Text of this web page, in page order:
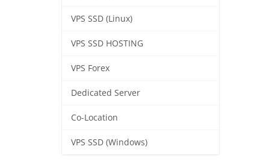
VPS SSD (Linux)
VPS SSD HOSTING
VPS Forex
Dedicated Server
Co-Location
VPS SSD (Windows)